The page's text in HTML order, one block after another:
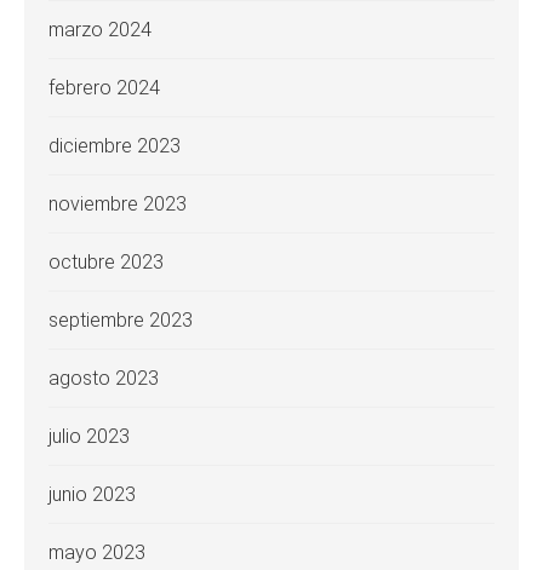
marzo 2024
febrero 2024
diciembre 2023
noviembre 2023
octubre 2023
septiembre 2023
agosto 2023
julio 2023
junio 2023
mayo 2023